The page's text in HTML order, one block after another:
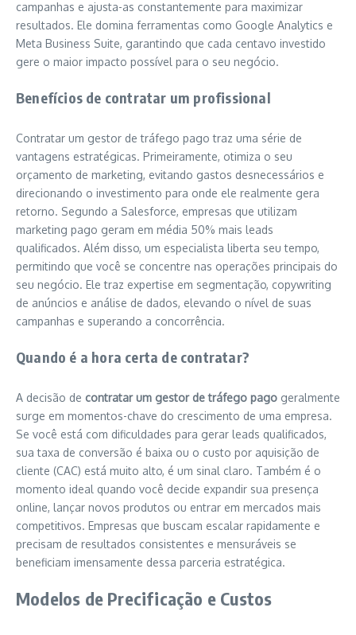
campanhas e ajusta-as constantemente para maximizar
resultados. Ele domina ferramentas como Google Analytics e
Meta Business Suite, garantindo que cada centavo investido
gere o maior impacto possível para o seu negócio.
Benefícios de contratar um profissional
Contratar um gestor de tráfego pago traz uma série de
vantagens estratégicas. Primeiramente, otimiza o seu
orçamento de marketing, evitando gastos desnecessários e
direcionando o investimento para onde ele realmente gera
retorno. Segundo a Salesforce, empresas que utilizam
marketing pago geram em média 50% mais leads
qualificados. Além disso, um especialista liberta seu tempo,
permitindo que você se concentre nas operações principais do
seu negócio. Ele traz expertise em segmentação, copywriting
de anúncios e análise de dados, elevando o nível de suas
campanhas e superando a concorrência.
Quando é a hora certa de contratar?
A decisão de contratar um gestor de tráfego pago geralmente
surge em momentos-chave do crescimento de uma empresa.
Se você está com dificuldades para gerar leads qualificados,
sua taxa de conversão é baixa ou o custo por aquisição de
cliente (CAC) está muito alto, é um sinal claro. Também é o
momento ideal quando você decide expandir sua presença
online, lançar novos produtos ou entrar em mercados mais
competitivos. Empresas que buscam escalar rapidamente e
precisam de resultados consistentes e mensuráveis se
beneficiam imensamente dessa parceria estratégica.
Modelos de Precificação e Custos